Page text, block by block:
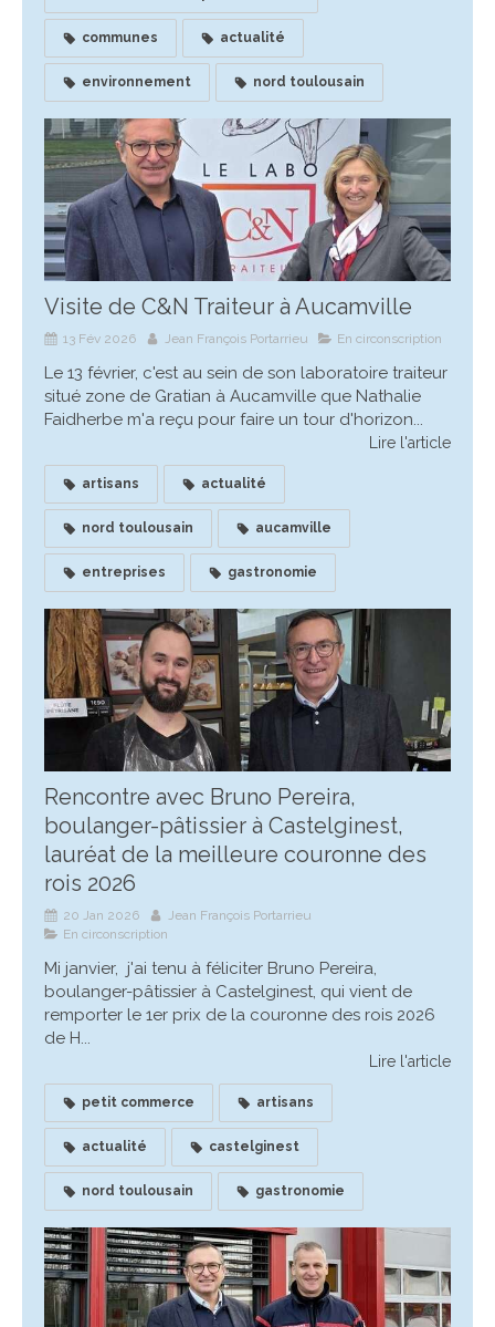
communes actualité
environnement nord toulousain
Visite de C&N Traiteur à Aucamville
13 Fév 2026 Jean François Portarrieu En circonscription
Le 13 février, c'est au sein de son laboratoire traiteur
situé zone de Gratian à Aucamville que Nathalie
Faidherbe m'a reçu pour faire un tour d'horizon...
Lire l'article
artisans actualité
nord toulousain aucamville
entreprises gastronomie
Rencontre avec Bruno Pereira,
boulanger-pâtissier à Castelginest,
lauréat de la meilleure couronne des
rois 2026
20 Jan 2026
Jean François Portarrieu
En circonscription
Mi janvier, j'ai tenu à féliciter Bruno Pereira,
boulanger-pâtissier à Castelginest, qui vient de
remporter le 1er prix de la couronne des rois 2026
de H...
Lire l'article
petit commerce artisans
actualité castelginest
nord toulousain gastronomie